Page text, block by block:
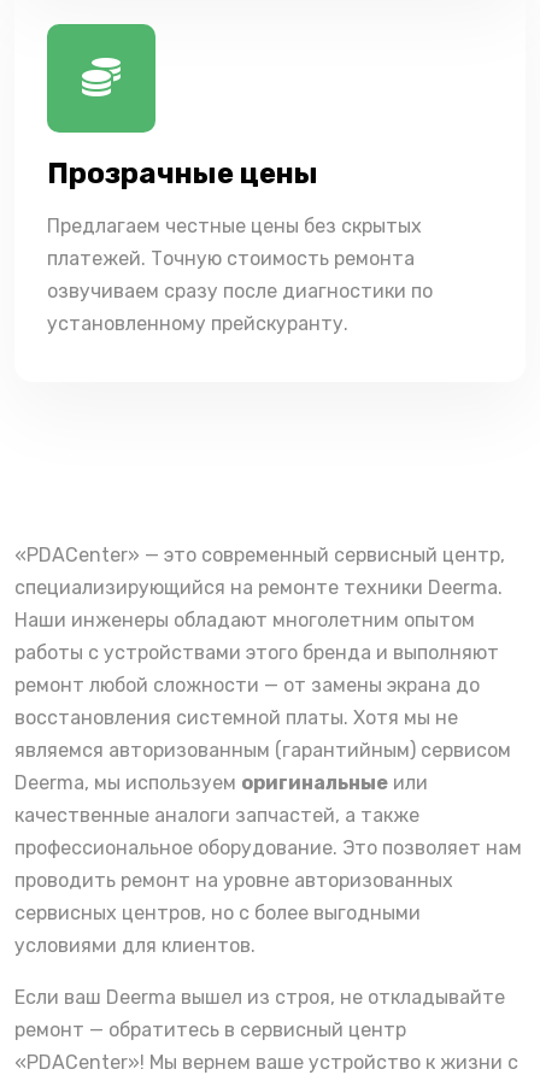
Прозрачные цены
Предлагаем честные цены без скрытых
платежей. Точную стоимость ремонта
озвучиваем сразу после диагностики по
установленному прейскуранту.
«PDACenter» — это современный сервисный центр,
специализирующийся на ремонте техники Deerma.
Наши инженеры обладают многолетним опытом
работы с устройствами этого бренда и выполняют
ремонт любой сложности — от замены экрана до
восстановления системной платы. Хотя мы не
являемся авторизованным (гарантийным) сервисом
Deerma, мы используем оригинальные или
качественные аналоги запчастей, а также
профессиональное оборудование. Это позволяет нам
проводить ремонт на уровне авторизованных
сервисных центров, но с более выгодными
условиями для клиентов.
Если ваш Deerma вышел из строя, не откладывайте
ремонт — обратитесь в сервисный центр
«PDACenter»! Мы вернем ваше устройство к жизни с